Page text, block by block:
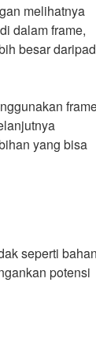
melihatnya
dalam frame,
besar
yang bisa
seperti bahan
potensi